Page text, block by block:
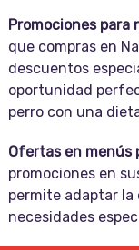
Promociones para
que compras en
descuentos
oportunidad
perro con una
Ofertas en menús
promociones en
permite adaptar
necesidades